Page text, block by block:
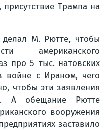
Трампа на
делал М. Рютте, чтобы
американского
про 5 тыс. натовских
войне с Ираном, чего
чтобы эти заявления
А обещание Рютте
вооружения
заставило